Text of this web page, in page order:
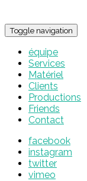
Toggle navigation
équipe
Services
Matériel
Clients
Productions
Friends
Contact
facebook
instagram
twitter
vimeo